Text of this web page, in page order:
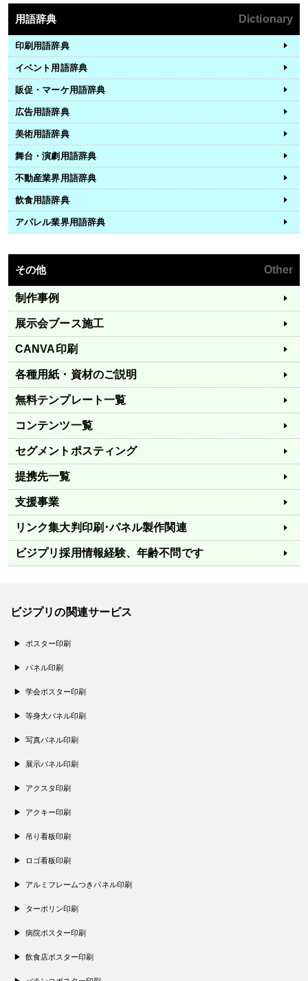
用語辞典 Dictionary
印刷用語辞典
イベント用語辞典
販促・マーケ用語辞典
広告用語辞典
美術用語辞典
舞台・演劇用語辞典
不動産業界用語辞典
飲食用語辞典
アパレル業界用語辞典
その他 Other
制作事例
展示会ブース施工
CANVA印刷
各種用紙・資材のご説明
無料テンプレート一覧
コンテンツ一覧
セグメントポスティング
提携先一覧
支援事業
リンク集大判印刷･パネル製作関連
ビジプリ採用情報経験、年齢不問です
ビジプリの関連サービス
ポスター印刷
パネル印刷
学会ポスター印刷
等身大パネル印刷
写真パネル印刷
展示パネル印刷
アクスタ印刷
アクキー印刷
吊り看板印刷
ロゴ看板印刷
アルミフレームつきパネル印刷
ターポリン印刷
病院ポスター印刷
飲食店ポスター印刷